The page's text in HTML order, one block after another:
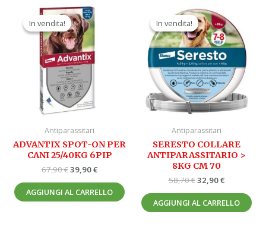
In vendita!
In vendita!
Antiparassitari
ADVANTIX SPOT-ON PER
CANI 25/40KG 6PIP
67,90€
Il
prezzo
originale
era:
67,90 €.
39,90€
AGGIUNGI AL CARRELLO
In vendita!
In vendita!
Antiparassitari
SERESTO COLLARE
ANTIPARASSITARIO >
8KG CM 70
58,70€
Il
prezzo
originale
era:
58,70 €.
32,90€
prezzo
attuale
è:
32,90 €.
AGGIUNGI AL CARRELLO